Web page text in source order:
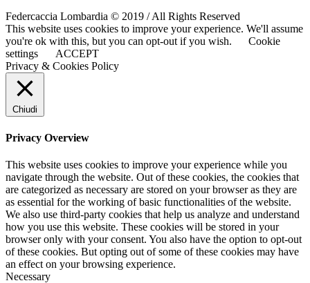
Federcaccia Lombardia © 2019 / All Rights Reserved
This website uses cookies to improve your experience. We'll assume
you're ok with this, but you can opt-out if you wish.
Cookie
settings
ACCEPT
Privacy & Cookies Policy
Chiudi
Privacy Overview
This website uses cookies to improve your experience while you
navigate through the website. Out of these cookies, the cookies that
are categorized as necessary are stored on your browser as they are
as essential for the working of basic functionalities of the website.
We also use third-party cookies that help us analyze and understand
how you use this website. These cookies will be stored in your
browser only with your consent. You also have the option to opt-out
of these cookies. But opting out of some of these cookies may have
an effect on your browsing experience.
Necessary